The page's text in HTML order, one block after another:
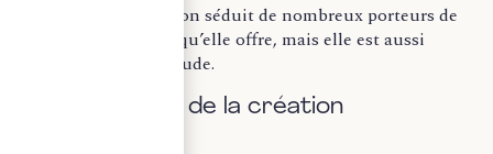
L’option de la création séduit de nombreux porteurs de
projet par la liberté qu’elle offre, mais elle est aussi
synonyme d’incertitude.
Les avantages de la création